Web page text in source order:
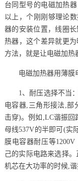
台同型号的电磁加热
以上，个刚刚够理论
器的安装位置，线圈
热器，这个差异就更
方法，就是让电磁加热
电磁加热器用薄膜
1、耐压选择不当
电容器,三角形接法,部
击穿)。例如,LC谐振回
母线537V的半即可(实
膜电容器耐压等1200V
己的实际电路来选择
机芯在大功率的时候,谐